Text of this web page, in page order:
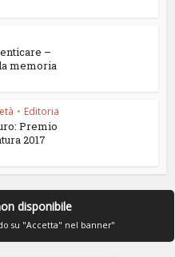
–
memoria
• Editoria
Premio
2017
disponibile
su "Accetta" nel banner"